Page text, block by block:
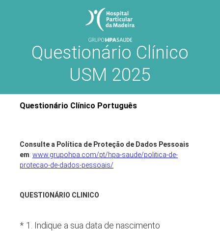
Questionário Clínico
USM 2025
Questionário Clínico Português
Consulte a Política de Proteção de Dados Pessoais
em: www.grupohpa.com/pt/hpa-saude/politica-de-
protecao-de-dados-pessoais/
QUESTIONÁRIO CLINICO
* 1 Indique a sua data de nascimento
(Obrigatório.)